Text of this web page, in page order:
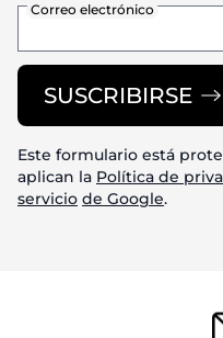
Correo electrónico
SUSCRIBIRSE
Este formulario está
aplican la Política de
servicio de Google.